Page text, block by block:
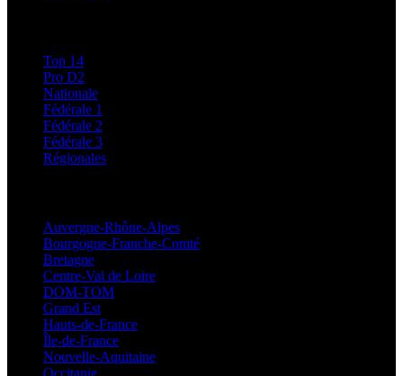
Top 14
Pro D2
Nationale
Fédérale 1
Fédérale 2
Fédérale 3
Régionales
Auvergne-Rhône-Alpes
Bourgogne-Franche-Comté
Bretagne
Centre-Val de Loire
DOM-TOM
Grand Est
Hauts-de-France
Île-de-France
Nouvelle-Aquitaine